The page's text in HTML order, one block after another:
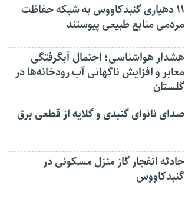
۱۱ دهیاری گنبدکاووس به شبکه حفاظت
مردمی منابع طبیعی پیوستند
هشدار هواشناسی؛ احتمال آبگرفتگی
معابر و افزایش ناگهانی آب رودخانه‌ها در
گلستان
صدای نانوای گنبدی و گلایه از قطعی برق
حادثه انفجار گاز منزل مسکونی در
گنبدکاووس